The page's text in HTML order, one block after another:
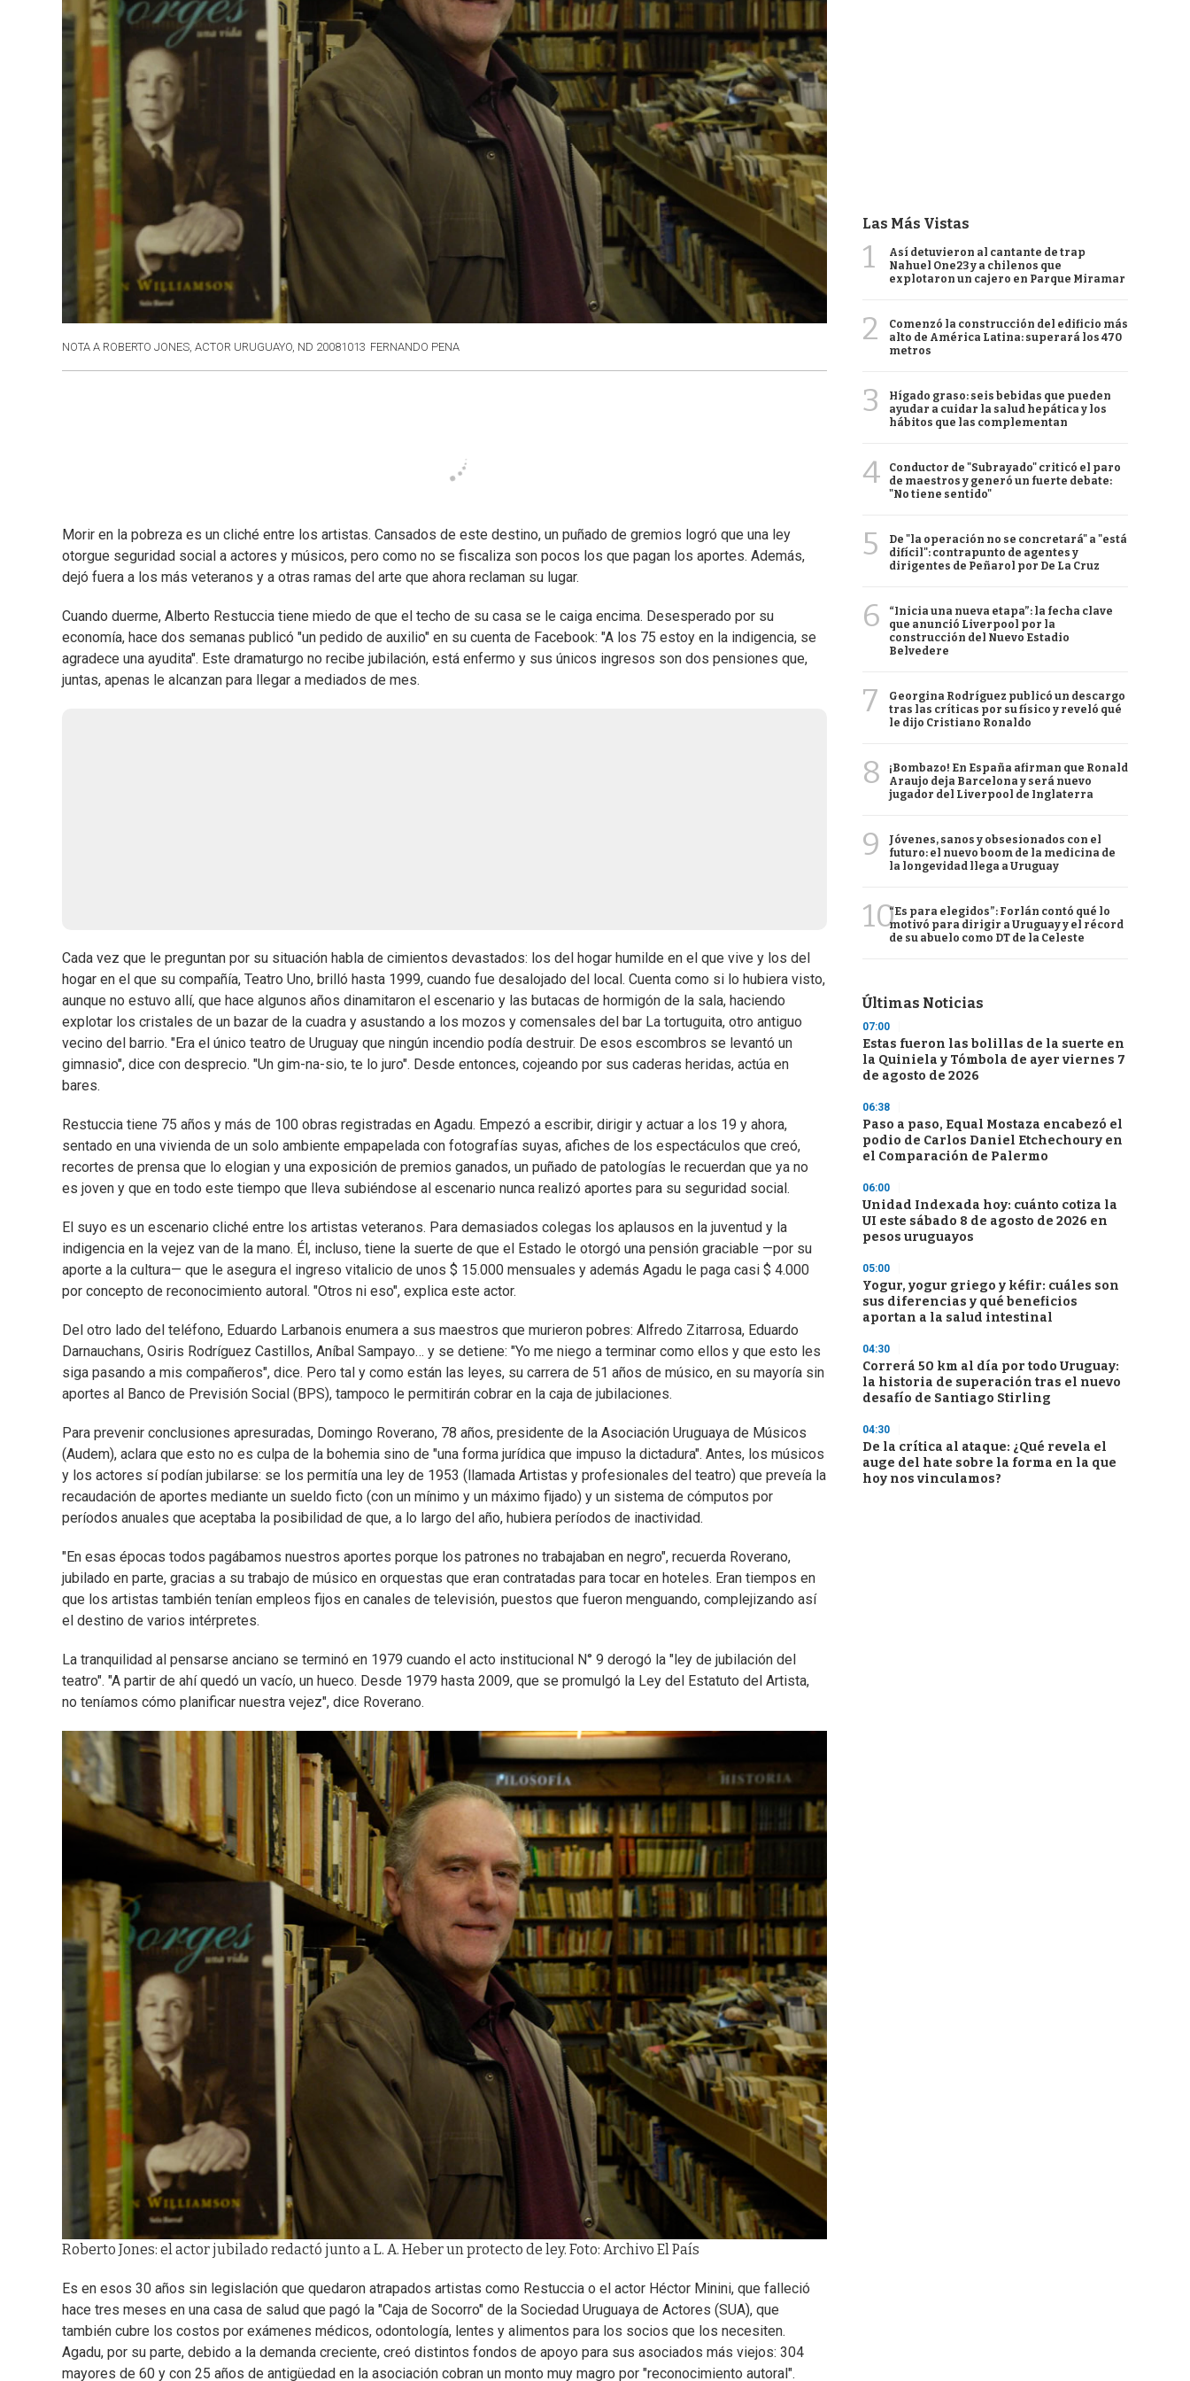
NOTA A ROBERTO JONES, ACTOR URUGUAYO, ND 20081013 FERNANDO PENA
Morir en la pobreza es un cliché entre los artistas. Cansados de este destino, un puñado de gremios logró que una ley
otorgue seguridad social a actores y músicos, pero como no se fiscaliza son pocos los que pagan los aportes. Además,
dejó fuera a los más veteranos y a otras ramas del arte que ahora reclaman su lugar.
Cuando duerme, Alberto Restuccia tiene miedo de que el techo de su casa se le caiga encima. Desesperado por su
economía, hace dos semanas publicó "un pedido de auxilio" en su cuenta de Facebook: "A los 75 estoy en la indigencia, se
agradece una ayudita". Este dramaturgo no recibe jubilación, está enfermo y sus únicos ingresos son dos pensiones que,
juntas, apenas le alcanzan para llegar a mediados de mes.
Cada vez que le preguntan por su situación habla de cimientos devastados: los del hogar humilde en el que vive y los del
hogar en el que su compañía, Teatro Uno, brilló hasta 1999, cuando fue desalojado del local. Cuenta como si lo hubiera visto,
aunque no estuvo allí, que hace algunos años dinamitaron el escenario y las butacas de hormigón de la sala, haciendo
explotar los cristales de un bazar de la cuadra y asustando a los mozos y comensales del bar La tortuguita, otro antiguo
vecino del barrio. "Era el único teatro de Uruguay que ningún incendio podía destruir. De esos escombros se levantó un
gimnasio", dice con desprecio. "Un gim-na-sio, te lo juro". Desde entonces, cojeando por sus caderas heridas, actúa en
bares.
Restuccia tiene 75 años y más de 100 obras registradas en Agadu. Empezó a escribir, dirigir y actuar a los 19 y ahora,
sentado en una vivienda de un solo ambiente empapelada con fotografías suyas, afiches de los espectáculos que creó,
recortes de prensa que lo elogian y una exposición de premios ganados, un puñado de patologías le recuerdan que ya no
es joven y que en todo este tiempo que lleva subiéndose al escenario nunca realizó aportes para su seguridad social.
El suyo es un escenario cliché entre los artistas veteranos. Para demasiados colegas los aplausos en la juventud y la
indigencia en la vejez van de la mano. Él, incluso, tiene la suerte de que el Estado le otorgó una pensión graciable —por su
aporte a la cultura— que le asegura el ingreso vitalicio de unos $ 15.000 mensuales y además Agadu le paga casi $ 4.000
por concepto de reconocimiento autoral. "Otros ni eso", explica este actor.
Del otro lado del teléfono, Eduardo Larbanois enumera a sus maestros que murieron pobres: Alfredo Zitarrosa, Eduardo
Darnauchans, Osiris Rodríguez Castillos, Aníbal Sampayo… y se detiene: "Yo me niego a terminar como ellos y que esto les
siga pasando a mis compañeros", dice. Pero tal y como están las leyes, su carrera de 51 años de músico, en su mayoría sin
aportes al Banco de Previsión Social (BPS), tampoco le permitirán cobrar en la caja de jubilaciones.
Para prevenir conclusiones apresuradas, Domingo Roverano, 78 años, presidente de la Asociación Uruguaya de Músicos
(Audem), aclara que esto no es culpa de la bohemia sino de "una forma jurídica que impuso la dictadura". Antes, los músicos
y los actores sí podían jubilarse: se los permitía una ley de 1953 (llamada Artistas y profesionales del teatro) que preveía la
recaudación de aportes mediante un sueldo ficto (con un mínimo y un máximo fijado) y un sistema de cómputos por
períodos anuales que aceptaba la posibilidad de que, a lo largo del año, hubiera períodos de inactividad.
"En esas épocas todos pagábamos nuestros aportes porque los patrones no trabajaban en negro", recuerda Roverano,
jubilado en parte, gracias a su trabajo de músico en orquestas que eran contratadas para tocar en hoteles. Eran tiempos en
que los artistas también tenían empleos fijos en canales de televisión, puestos que fueron menguando, complejizando así
el destino de varios intérpretes.
La tranquilidad al pensarse anciano se terminó en 1979 cuando el acto institucional N° 9 derogó la "ley de jubilación del
teatro". "A partir de ahí quedó un vacío, un hueco. Desde 1979 hasta 2009, que se promulgó la Ley del Estatuto del Artista,
no teníamos cómo planificar nuestra vejez", dice Roverano.
Roberto Jones: el actor jubilado redactó junto a L. A. Heber un protecto de ley. Foto: Archivo El País
Es en esos 30 años sin legislación que quedaron atrapados artistas como Restuccia o el actor Héctor Minini, que falleció
hace tres meses en una casa de salud que pagó la "Caja de Socorro" de la Sociedad Uruguaya de Actores (SUA), que
también cubre los costos por exámenes médicos, odontología, lentes y alimentos para los socios que los necesiten.
Agadu, por su parte, debido a la demanda creciente, creó distintos fondos de apoyo para sus asociados más viejos: 304
mayores de 60 y con 25 años de antigüedad en la asociación cobran un monto muy magro por "reconocimiento autoral".
Las Más Vistas
1
Así detuvieron al cantante de trap
Nahuel One23 y a chilenos que
explotaron un cajero en Parque Miramar
2
Comenzó la construcción del edificio más
alto de América Latina: superará los 470
metros
3
Hígado graso: seis bebidas que pueden
ayudar a cuidar la salud hepática y los
hábitos que las complementan
4
Conductor de "Subrayado" criticó el paro
de maestros y generó un fuerte debate:
"No tiene sentido"
5
De "la operación no se concretará" a "está
difícil": contrapunto de agentes y
dirigentes de Peñarol por De La Cruz
6
“Inicia una nueva etapa”: la fecha clave
que anunció Liverpool por la
construcción del Nuevo Estadio
Belvedere
7
Georgina Rodríguez publicó un descargo
tras las críticas por su físico y reveló qué
le dijo Cristiano Ronaldo
8
¡Bombazo! En España afirman que Ronald
Araujo deja Barcelona y será nuevo
jugador del Liverpool de Inglaterra
9
Jóvenes, sanos y obsesionados con el
futuro: el nuevo boom de la medicina de
la longevidad llega a Uruguay
10“Es para elegidos”: Forlán contó qué lo
motivó para dirigir a Uruguay y el récord
de su abuelo como DT de la Celeste
Últimas Noticias
07:00
Estas fueron las bolillas de la suerte en
la Quiniela y Tómbola de ayer viernes 7
de agosto de 2026
06:38
Paso a paso, Equal Mostaza encabezó el
podio de Carlos Daniel Etchechoury en
el Comparación de Palermo
06:00
Unidad Indexada hoy: cuánto cotiza la
UI este sábado 8 de agosto de 2026 en
pesos uruguayos
05:00
Yogur, yogur griego y kéfir: cuáles son
sus diferencias y qué beneficios
aportan a la salud intestinal
04:30
Correrá 50 km al día por todo Uruguay:
la historia de superación tras el nuevo
desafío de Santiago Stirling
04:30
De la crítica al ataque: ¿Qué revela el
auge del hate sobre la forma en la que
hoy nos vinculamos?